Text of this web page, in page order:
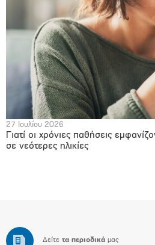
27 Ιουλίου 2026
Γιατί οι χρόνιες παθήσεις
σε νεότερες ηλικίες
Δείτε τα περιοδικά μας